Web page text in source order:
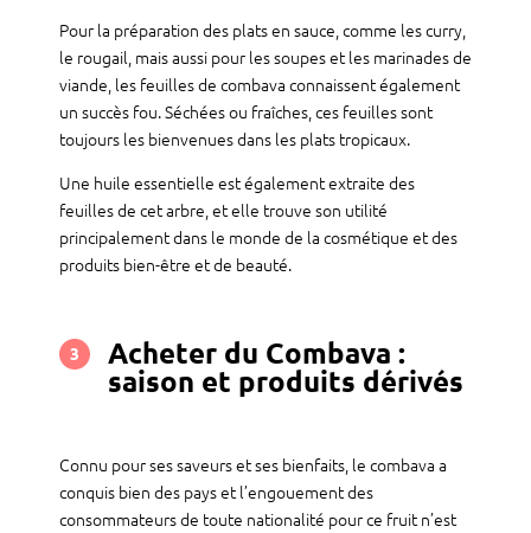
Pour la préparation des plats en sauce, comme les curry,
le rougail, mais aussi pour les soupes et les marinades de
viande, les feuilles de combava connaissent également
un succès fou. Séchées ou fraîches, ces feuilles sont
toujours les bienvenues dans les plats tropicaux.
Une huile essentielle est également extraite des
feuilles de cet arbre, et elle trouve son utilité
principalement dans le monde de la cosmétique et des
produits bien-être et de beauté.
3 Acheter du Combava :
saison et produits dérivés
Connu pour ses saveurs et ses bienfaits, le combava a
conquis bien des pays et l’engouement des
consommateurs de toute nationalité pour ce fruit n’est